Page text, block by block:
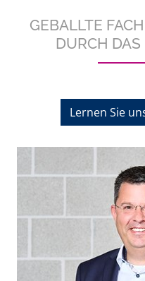
GEBALLTE
DURCH
Lernen Sie